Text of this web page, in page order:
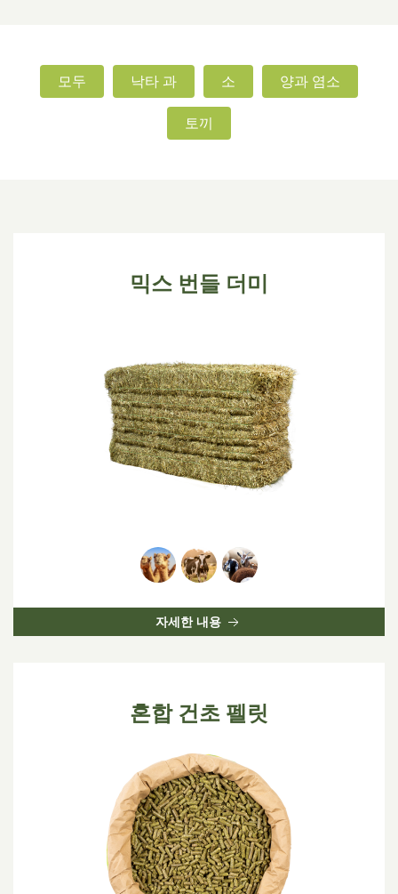
모두 낙타 과 소 양과 염소
토끼
믹스 번들 더미
자세한 내용
혼합 건초 펠릿